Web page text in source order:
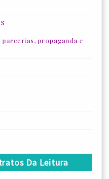
propaganda e
Da Leitura